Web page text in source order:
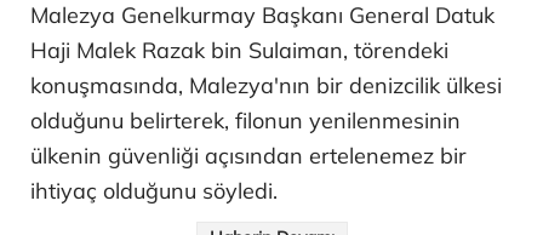
Malezya Genelkurmay Başkanı General Datuk
Haji Malek Razak bin Sulaiman, törendeki
konuşmasında, Malezya'nın bir denizcilik ülkesi
olduğunu belirterek, filonun yenilenmesinin
ülkenin güvenliği açısından ertelenemez bir
ihtiyaç olduğunu söyledi.